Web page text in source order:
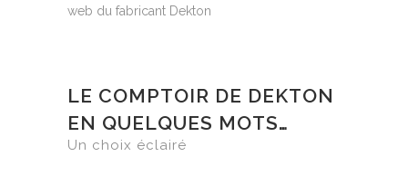
web du fabricant Dekton
LE COMPTOIR DE DEKTON
EN QUELQUES MOTS…
Un choix éclairé